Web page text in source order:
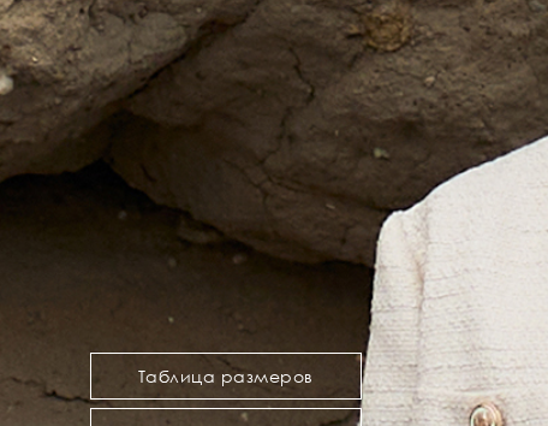
Таблица размеров